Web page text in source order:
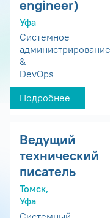
engineer)
Уфа
Системное
администрирование
&
DevOps
Подробнее
Ведущий
технический
писатель
Томск,
Уфа